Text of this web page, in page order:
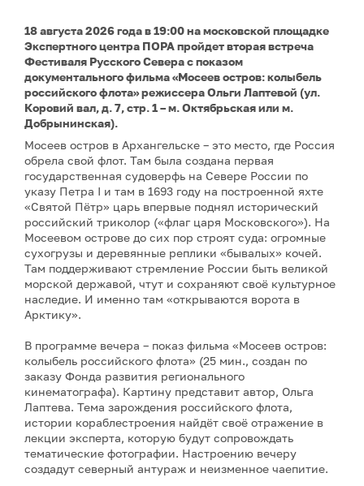
18 августа 2026 года в 19:00 на московской площадке
Экспертного центра ПОРА пройдет вторая встреча
Фестиваля Русского Севера с показом
документального фильма «Мосеев остров: колыбель
российского флота» режиссера Ольги Лаптевой (ул.
Коровий вал, д. 7, стр. 1 – м. Октябрьская или м.
Добрынинская).
Мосеев остров в Архангельске – это место, где Россия
обрела свой флот. Там была создана первая
государственная судоверфь на Севере России по
указу Петра I и там в 1693 году на построенной яхте
«Святой Пётр» царь впервые поднял исторический
российский триколор («флаг царя Московского»). На
Мосеевом острове до сих пор строят суда: огромные
сухогрузы и деревянные реплики «бывалых» кочей.
Там поддерживают стремление России быть великой
морской державой, чтут и сохраняют своё культурное
наследие. И именно там «открываются ворота в
Арктику».
В программе вечера – показ фильма «Мосеев остров:
колыбель российского флота» (25 мин., создан по
заказу Фонда развития регионального
кинематографа). Картину представит автор, Ольга
Лаптева. Тема зарождения российского флота,
истории кораблестроения найдёт своё отражение в
лекции эксперта, которую будут сопровождать
тематические фотографии. Настроению вечеру
создадут северный антураж и неизменное чаепитие.